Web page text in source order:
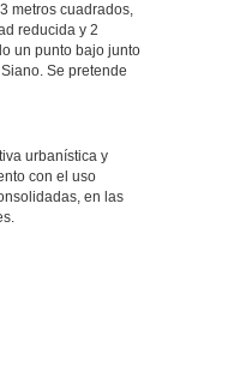
metros cuadrados,
reducida y 2
un punto bajo junto
Se pretende
urbanística y
con el uso
en las